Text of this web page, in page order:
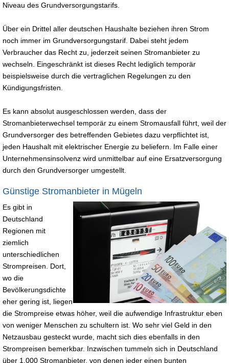
Niveau des Grundversorgungstarifs.
Über ein Drittel aller deutschen Haushalte beziehen ihren Strom
noch immer im Grundversorgungstarif. Dabei steht jedem
Verbraucher das Recht zu, jederzeit seinen Stromanbieter zu
wechseln. Eingeschränkt ist dieses Recht lediglich temporär
beispielsweise durch die vertraglichen Regelungen zu den
Kündigungsfristen.
Es kann absolut ausgeschlossen werden, dass der
Stromanbieterwechsel temporär zu einem Stromausfall führt, weil der
Grundversorger des betreffenden Gebietes dazu verpflichtet ist,
jeden Haushalt mit elektrischer Energie zu beliefern. Im Falle einer
Unternehmensinsolvenz wird unmittelbar auf eine Ersatzversorgung
durch den Grundversorger umgestellt.
Günstige Stromanbieter in Mügeln
Es gibt in
Deutschland
Regionen mit
ziemlich
unterschiedlichen
Strompreisen. Dort,
wo die
Bevölkerungsdichte
eher gering ist, liegen
die Strompreise etwas höher, weil die aufwendige Infrastruktur eben
von weniger Menschen zu schultern ist. Wo sehr viel Geld in den
Netzausbau gesteckt wurde, macht sich dies ebenfalls in den
Strompreisen bemerkbar. Inzwischen tummeln sich in Deutschland
über 1.000 Stromanbieter, von denen jeder einen bunten